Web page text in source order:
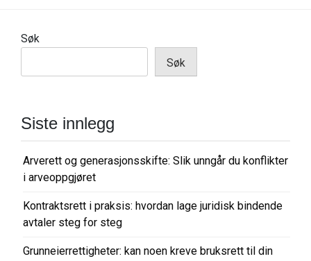
Søk
Søk
Siste innlegg
Arverett og generasjonsskifte: Slik unngår du konflikter
i arveoppgjøret
Kontraktsrett i praksis: hvordan lage juridisk bindende
avtaler steg for steg
Grunneierrettigheter: kan noen kreve bruksrett til din